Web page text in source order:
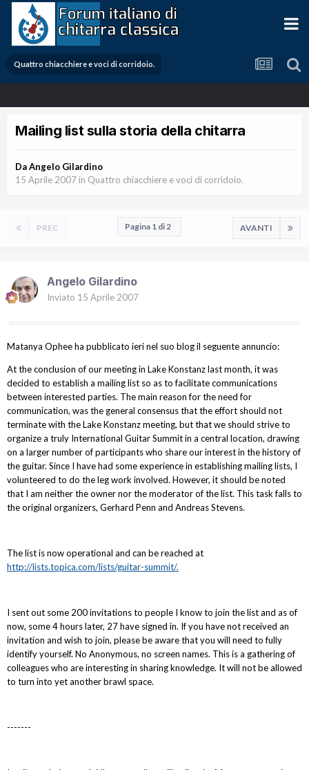
Quattro chiacchiere e voci di corridoio.
Mailing list sulla storia della chitarra
DaAngelo Gilardino
15 Aprile 2007 in Quattro chiacchiere e voci di corridoio.
PREC AVANTI
Pagina 1 di 2
Angelo Gilardino
Inviato 15 Aprile 2007
Matanya Ophee ha pubblicato ieri nel suo blog il seguente annuncio:
At the conclusion of our meeting in Lake Konstanz last month, it was
decided to establish a mailing list so as to facilitate communications
between interested parties. The main reason for the need for
communication, was the general consensus that the effort should not
terminate with the Lake Konstanz meeting, but that we should strive to
organize a truly International Guitar Summit in a central location, drawing
on a larger number of participants who share our interest in the history of
the guitar. Since I have had some experience in establishing mailing lists, I
volunteered to do the leg work involved. However, it should be noted
that I am neither the owner nor the moderator of the list. This task falls to
the original organizers, Gerhard Penn and Andreas Stevens.
The list is now operational and can be reached at
http://lists.topica.com/lists/guitar-summit/.
I sent out some 200 invitations to people I know to join the list and as of
now, some 4 hours later, 27 have signed in. If you have not received an
invitation and wish to join, please be aware that you will need to fully
identify yourself. No Anonymous, no screen names. This is a gathering of
colleagues who are interesting in sharing knowledge. It will not be allowed
to turn into yet another brawl space.
-------